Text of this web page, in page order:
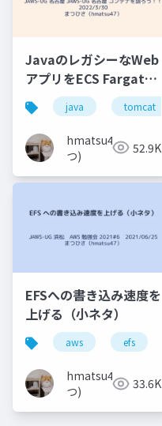
JavaのレガシーなWeb
アプリをECS Fargate
を使って段階的に作り
直し／マイグレーショ
ンする話
java tomcat
hmatsu47(ま
つ)
52.9K
EFSへの書き込み速度を
上げる（小ネタ）
aws efs
hmatsu47(ま
つ)
33.6K